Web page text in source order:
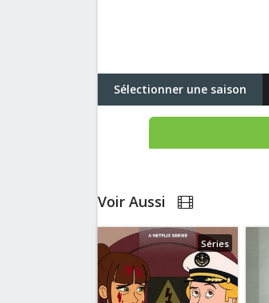
Sélectionner une saison
Voir Aussi
Séries